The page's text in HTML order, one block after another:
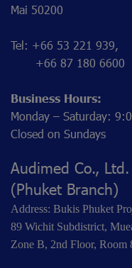
Mai 50200
Tel: +66 53 221 939,
+66 87 180 6600
Business Hours:
Monday – Saturday:
Closed on Sundays
Audimed Co., Ltd.
(Phuket Branch)
Address: Bukis Phuket
89 Wichit Subdistrict,
Zone B, 2nd Floor, Room